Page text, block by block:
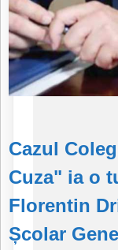
Cazul
Cuza" ia o
Florentin
Școlar